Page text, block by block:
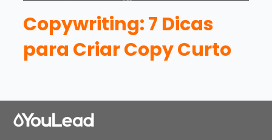
Copywriting: 7 Dicas
para Criar Copy Curto